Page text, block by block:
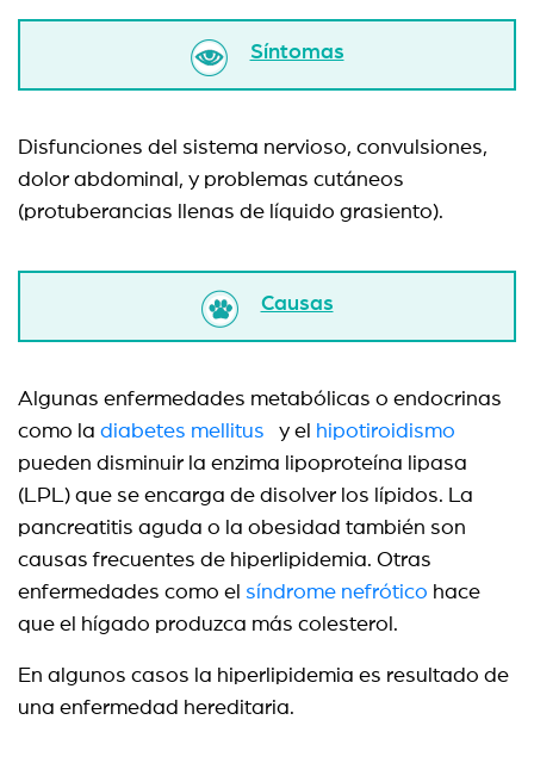
Síntomas
Disfunciones del sistema nervioso, convulsiones,
dolor abdominal, y problemas cutáneos
(protuberancias llenas de líquido grasiento).
Causas
Algunas enfermedades metabólicas o endocrinas
como la diabetes mellitus y el hipotiroidismo
pueden disminuir la enzima lipoproteína lipasa
(LPL) que se encarga de disolver los lípidos. La
pancreatitis aguda o la obesidad también son
causas frecuentes de hiperlipidemia. Otras
enfermedades como el síndrome nefrótico hace
que el hígado produzca más colesterol.
En algunos casos la hiperlipidemia es resultado de
una enfermedad hereditaria.